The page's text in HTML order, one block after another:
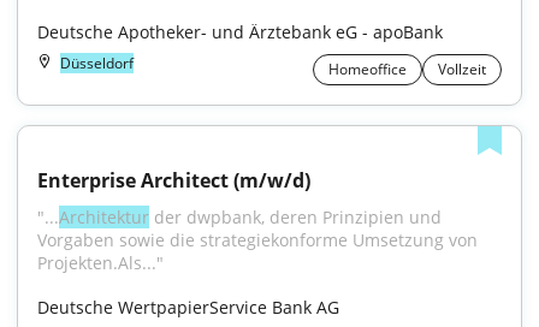
Deutsche Apotheker- und Ärztebank eG - apoBank
Düsseldorf Homeoffice Vollzeit
Enterprise Architect (m/w/d)
"...Architektur der dwpbank, deren Prinzipien und
Vorgaben sowie die strategiekonforme Umsetzung von
Projekten.Als..."
Deutsche WertpapierService Bank AG